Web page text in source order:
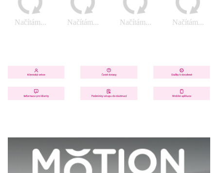
Načítám... Načítám... Načítám... Načítám...